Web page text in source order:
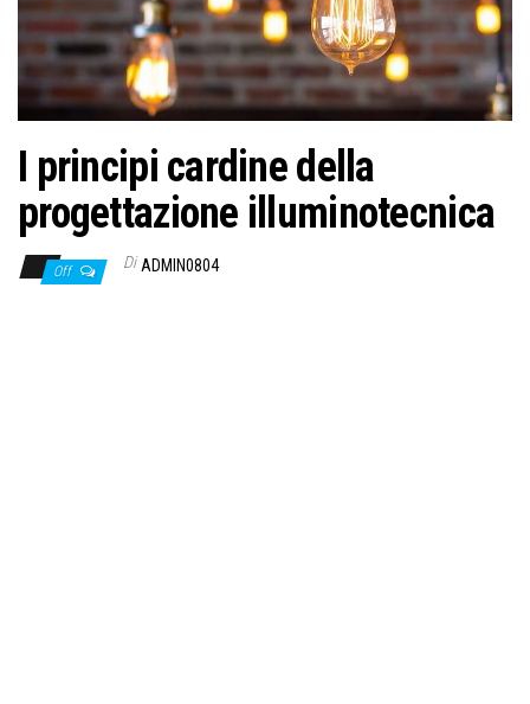
I principi cardine della
progettazione illuminotecnica
Off Di ADMIN0804